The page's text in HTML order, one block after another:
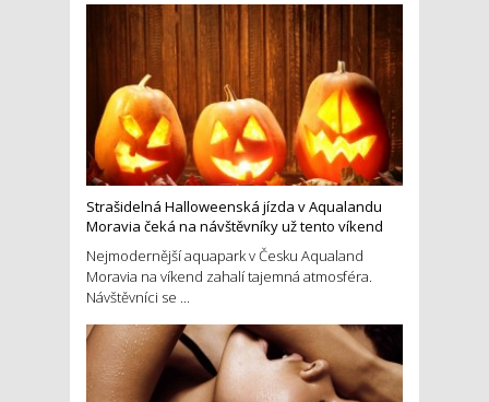
Strašidelná Halloweenská jízda v Aqualandu
Moravia čeká na návštěvníky už tento víkend
Nejmodernější aquapark v Česku Aqualand
Moravia na víkend zahalí tajemná atmosféra.
Návštěvníci se ...